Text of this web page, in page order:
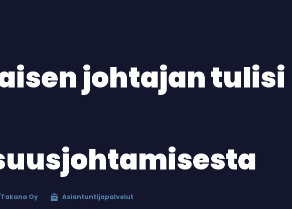
johtajan tulisi
Oy Asiantuntijapalvelut